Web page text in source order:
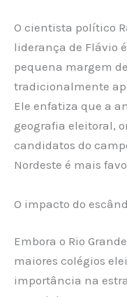
O cientista político
liderança de Flávio
pequena margem
tradicionalmente
Ele enfatiza que a
geografia eleitoral,
candidatos do
Nordeste é mais
O impacto do
Embora o Rio
maiores colégios
importância na